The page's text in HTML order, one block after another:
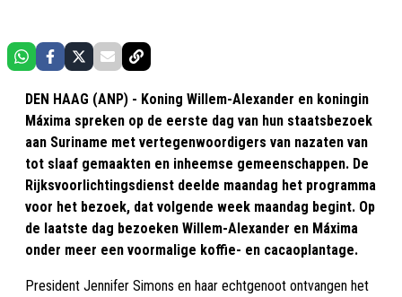
DEN HAAG (ANP) - Koning Willem-Alexander en koningin
Máxima spreken op de eerste dag van hun staatsbezoek
aan Suriname met vertegenwoordigers van nazaten van
tot slaaf gemaakten en inheemse gemeenschappen. De
Rijksvoorlichtingsdienst deelde maandag het programma
voor het bezoek, dat volgende week maandag begint. Op
de laatste dag bezoeken Willem-Alexander en Máxima
onder meer een voormalige koffie- en cacaoplantage.
President Jennifer Simons en haar echtgenoot ontvangen het